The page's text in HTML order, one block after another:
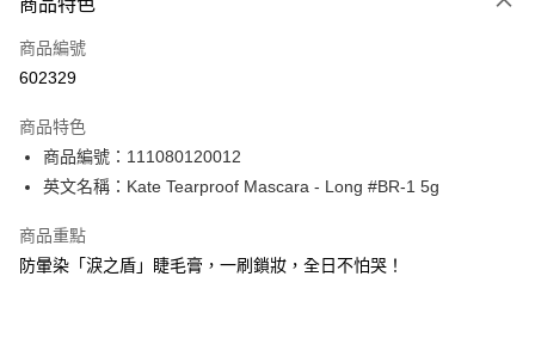
信用卡
Apple Pay
PayMe
WeChat Pay
BoC Pay
商品特色
商品編號
602329
商品特色
商品編號：111080120012
英文名稱：Kate Tearproof Mascara - Long #BR-1 5g
商品重點
防暈染「淚之盾」睫毛膏，一刷鎖妝，全日不怕哭！